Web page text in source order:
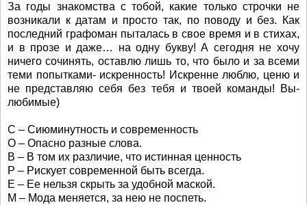
За годы знакомства с тобой, какие только строчки не
возникали к датам и просто так, по поводу и без. Как
последний графоман пыталась в свое время и в стихах,
и в прозе и даже… на одну букву! А сегодня не хочу
ничего сочинять, оставлю лишь то, что было и за всеми
теми попытками- искренность! Искренне люблю, ценю и
не представляю себя без тебя и твоей команды! Вы-
любимые)
С – Сиюминутность и современность
О – Опасно разные слова.
В – В том их различие, что истинная ценность
Р – Рискует современной быть всегда.
Е – Ее нельзя скрыть за удобной маской.
М – Мода меняется, за нею не поспеть.